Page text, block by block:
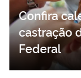
Confira
castração
Federal